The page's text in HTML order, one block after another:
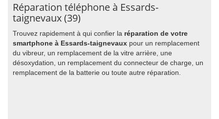
Réparation téléphone à Essards-
taignevaux (39)
Trouvez rapidement à qui confier la réparation de votre
smartphone à Essards-taignevaux pour un remplacement
du vibreur, un remplacement de la vitre arrière, une
désoxydation, un remplacement du connecteur de charge, un
remplacement de la batterie ou toute autre réparation.